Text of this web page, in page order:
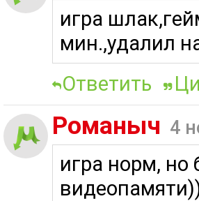
игра
мин.,удалил
Ответить
Романыч 4
игра норм, но